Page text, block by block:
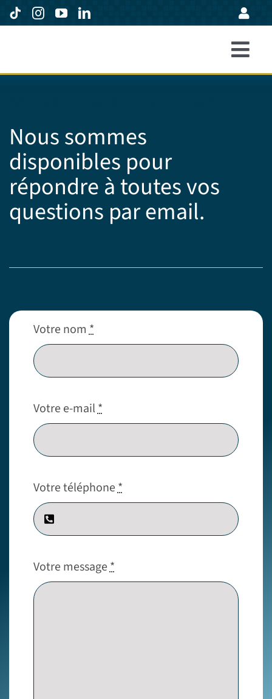
Passer
au
Accueil
Avis
Expertise
À propos
Nous sommes
disponibles pour
répondre à toutes vos
questions par email.
Votre nom*
Votre e-mail*
Votre téléphone*
Votre message*